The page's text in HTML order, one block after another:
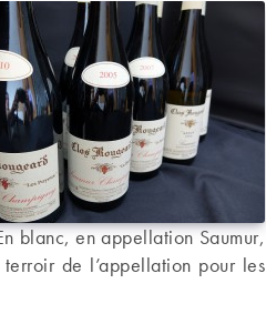
blanc, en appellation Saumur,
de l’appellation pour les